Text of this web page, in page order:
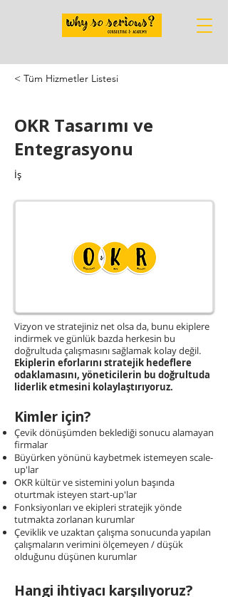
< Tüm Hizmetler Listesi
OKR Tasarımı ve
Entegrasyonu
İş
Vizyon ve stratejiniz net olsa da, bunu ekiplere
indirmek ve günlük bazda herkesin bu
doğrultuda çalışmasını sağlamak kolay değil.
Ekiplerin eforlarını stratejik hedeflere
odaklamasını, yöneticilerin bu doğrultuda
liderlik etmesini kolaylaştırıyoruz.
Kimler için?
Çevik dönüşümden beklediği sonucu alamayan
firmalar
Büyürken yönünü kaybetmek istemeyen scale-
up'lar
OKR kültür ve sistemini yolun başında
oturtmak isteyen start-up'lar
Fonksiyonları ve ekipleri stratejik yönde
tutmakta zorlanan kurumlar
Çeviklik ve uzaktan çalışma sonucunda yapılan
çalışmaların verimini ölçemeyen / düşük
olduğunu düşünen kurumlar
Hangi ihtiyacı karşılıyoruz?